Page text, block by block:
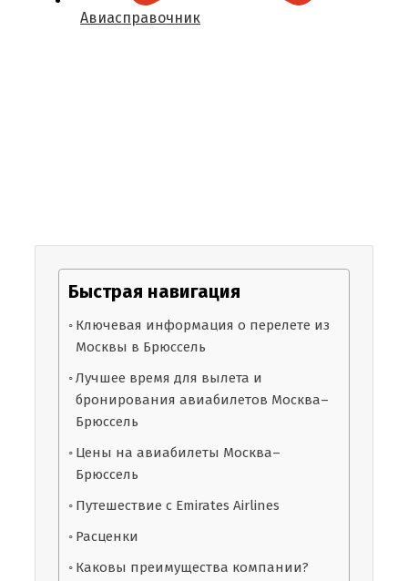
Авиасправочник
Быстрая навигация
Ключевая информация о перелете из
Москвы в Брюссель
Лучшее время для вылета и
бронирования авиабилетов Москва–
Брюссель
Цены на авиабилеты Москва–
Брюссель
Путешествие с Emirates Airlines
Расценки
Каковы преимущества компании?